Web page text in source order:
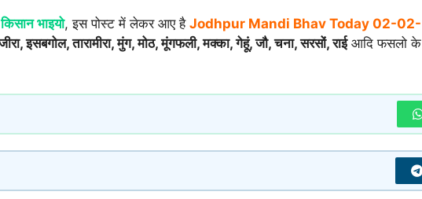
भाइयो, इस पोस्ट में लेकर आए है Jodhpur Mandi Bhav Today 02-02-
जीरा, इसबगोल, तारामीरा, मुंग, मोठ, मूंगफली, मक्का, गेहूं, जौ, चना, सरसों, राईआदि फसलो के